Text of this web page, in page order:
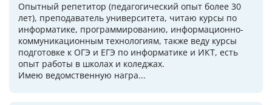
Опытный репетитор (педагогический опыт более 30
лет), преподаватель университета, читаю курсы по
информатике, программированию, информационно-
коммуникационным технологиям, также веду курсы
подготовке к ОГЭ и ЕГЭ по информатике и ИКТ, есть
опыт работы в школах и коледжах.
Имею ведомственную награ...